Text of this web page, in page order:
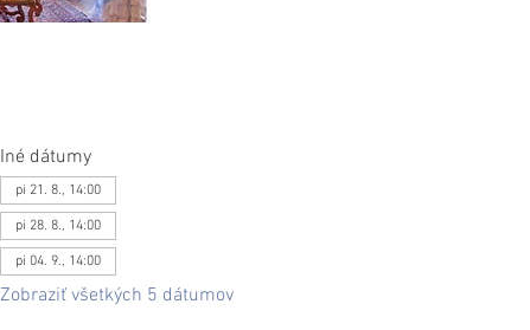
Iné dátumy
pi 21. 8., 14:00
pi 28. 8., 14:00
pi 04. 9., 14:00
Zobraziť všetkých 5 dátumov